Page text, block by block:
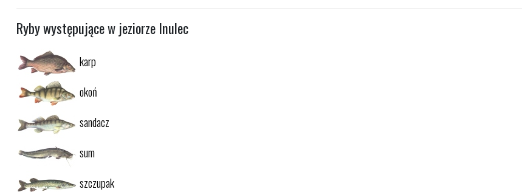
Ryby występujące w jeziorze Inulec
karp
okoń
sandacz
sum
szczupak